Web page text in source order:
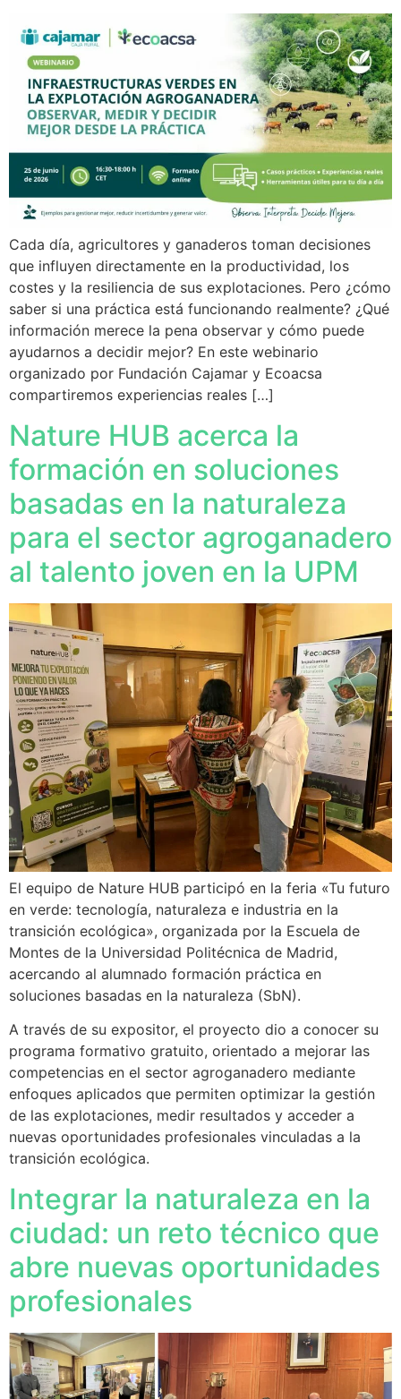
Cada día, agricultores y ganaderos toman decisiones
que influyen directamente en la productividad, los
costes y la resiliencia de sus explotaciones. Pero ¿cómo
saber si una práctica está funcionando realmente? ¿Qué
información merece la pena observar y cómo puede
ayudarnos a decidir mejor? En este webinario
organizado por Fundación Cajamar y Ecoacsa
compartiremos experiencias reales […]
Nature HUB acerca la
formación en soluciones
basadas en la naturaleza
para el sector agroganadero
al talento joven en la UPM
El equipo de Nature HUB participó en la feria «Tu futuro
en verde: tecnología, naturaleza e industria en la
transición ecológica», organizada por la Escuela de
Montes de la Universidad Politécnica de Madrid,
acercando al alumnado formación práctica en
soluciones basadas en la naturaleza (SbN).
A través de su expositor, el proyecto dio a conocer su
programa formativo gratuito, orientado a mejorar las
competencias en el sector agroganadero mediante
enfoques aplicados que permiten optimizar la gestión
de las explotaciones, medir resultados y acceder a
nuevas oportunidades profesionales vinculadas a la
transición ecológica.
Integrar la naturaleza en la
ciudad: un reto técnico que
abre nuevas oportunidades
profesionales